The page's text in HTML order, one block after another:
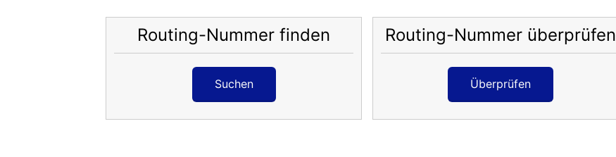
Routing-Nummer finden
Suchen
Routing-Nummer überprüfen
Überprüfen